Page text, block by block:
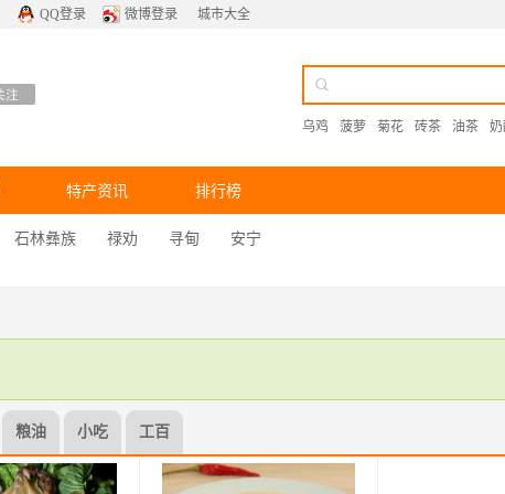
QQ登录 微博登录 城市大全
乌鸡 菠萝 菊花 砖茶 油茶
特产资讯 排行榜
石林彝族 禄劝 寻甸 安宁
粮油 小吃 工百